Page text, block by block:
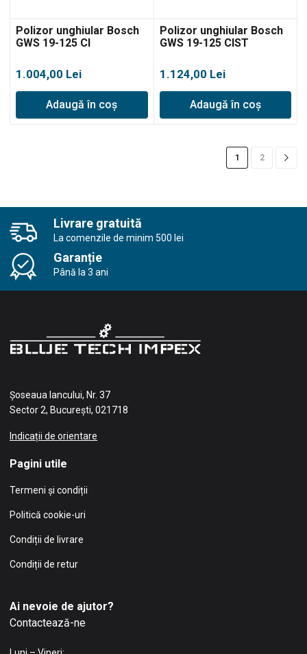
Polizor unghiular Bosch
GWS 19-125 CI
1.004,00 Lei
Adaugă în coș
Polizor unghiular Bosch
GWS 19-125 CIST
1.124,00 Lei
Adaugă în coș
1 2
Livrare gratuită
La comenzile de minim 500 lei
Garanție
Până la 3 ani
Șoseaua Iancului, Nr. 37
Sector 2, București, 021718
Indicații de orientare
Pagini utile
Termeni și condiții
Politică cookie-uri
Condiții de livrare
Condiții de retur
Ai nevoie de ajutor?
Contactează-ne